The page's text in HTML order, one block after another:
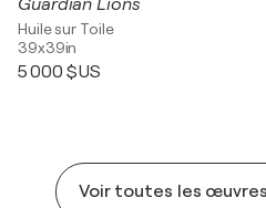
Guardian Lions
Huile sur Toile
39x39in
5 000 $US
Voir toutes les